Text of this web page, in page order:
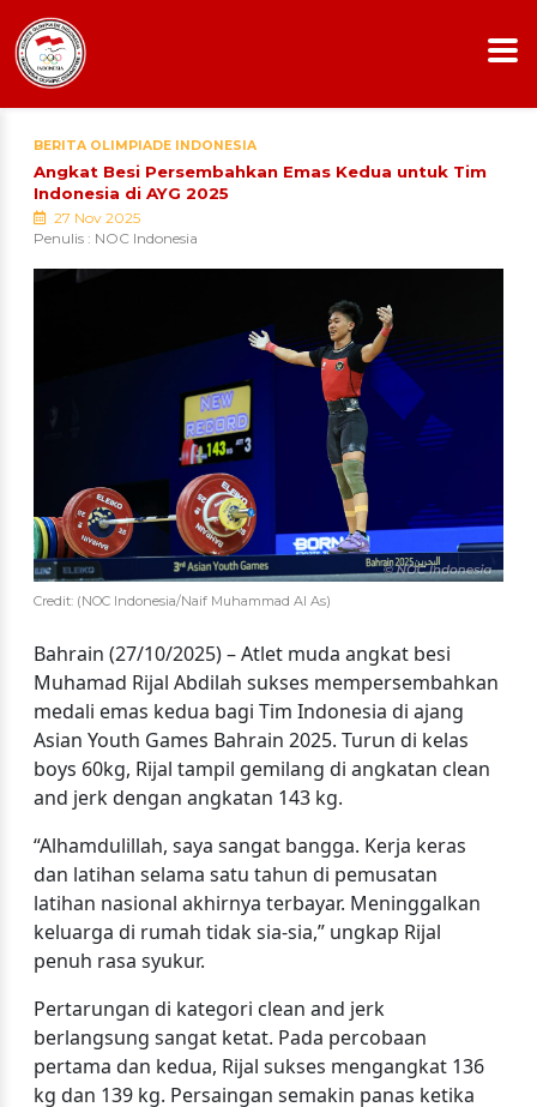
BERITA OLIMPIADE INDONESIA
Angkat Besi Persembahkan Emas Kedua untuk Tim
Indonesia di AYG 2025
27 Nov 2025
Penulis : NOC Indonesia
Credit: (NOC Indonesia/Naif Muhammad Al As)
Bahrain (27/10/2025) – Atlet muda angkat besi
Muhamad Rijal Abdilah sukses mempersembahkan
medali emas kedua bagi Tim Indonesia di ajang
Asian Youth Games Bahrain 2025. Turun di kelas
boys 60kg, Rijal tampil gemilang di angkatan clean
and jerk dengan angkatan 143 kg.
“Alhamdulillah, saya sangat bangga. Kerja keras
dan latihan selama satu tahun di pemusatan
latihan nasional akhirnya terbayar. Meninggalkan
keluarga di rumah tidak sia-sia,” ungkap Rijal
penuh rasa syukur.
Pertarungan di kategori clean and jerk
berlangsung sangat ketat. Pada percobaan
pertama dan kedua, Rijal sukses mengangkat 136
kg dan 139 kg. Persaingan semakin panas ketika